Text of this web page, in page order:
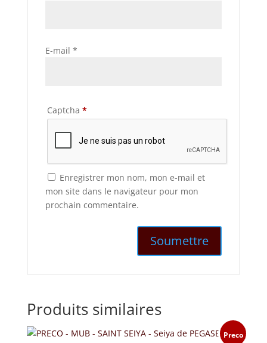
E-mail *
Captcha *
Enregistrer mon nom, mon e-mail et
mon site dans le navigateur pour mon
prochain commentaire.
Produits similaires
Preco